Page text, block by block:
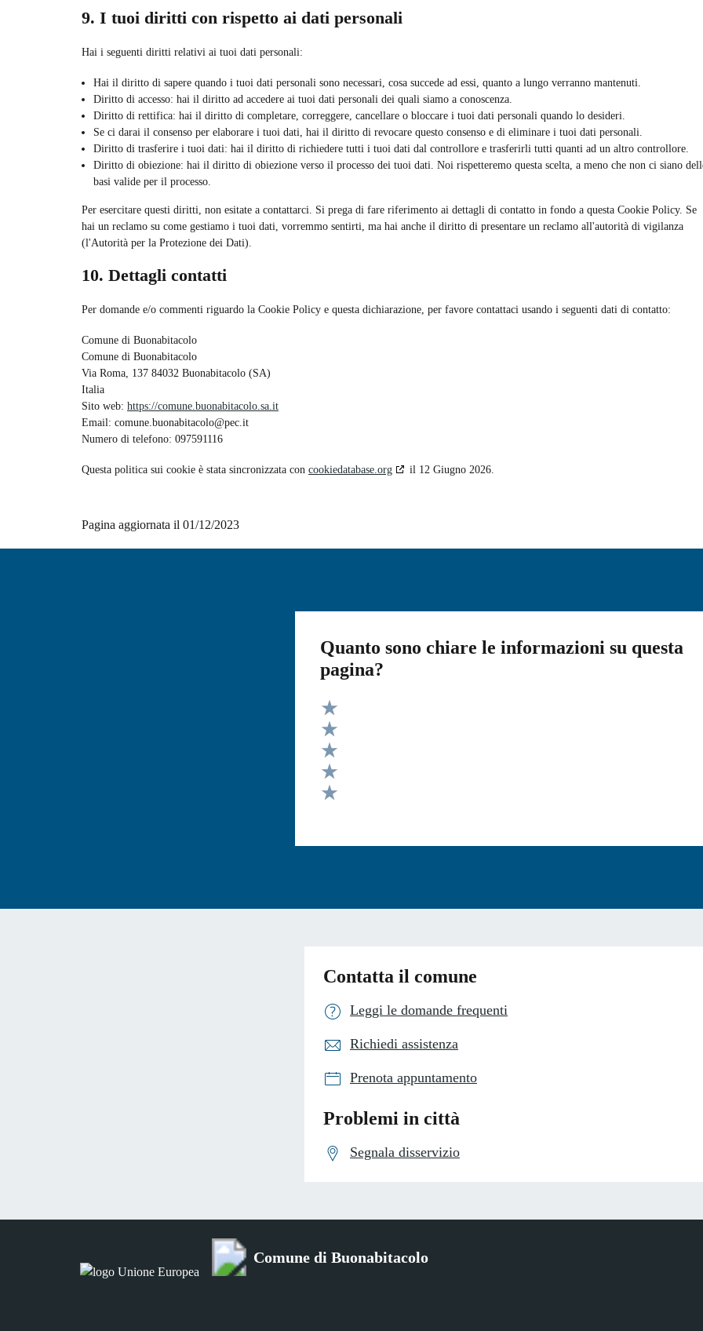
9. I tuoi diritti con rispetto ai dati personali
Hai i seguenti diritti relativi ai tuoi dati personali:
Hai il diritto di sapere quando i tuoi dati personali sono necessari, cosa succede ad essi, quanto a lungo verranno mantenuti.
Diritto di accesso: hai il diritto ad accedere ai tuoi dati personali dei quali siamo a conoscenza.
Diritto di rettifica: hai il diritto di completare, correggere, cancellare o bloccare i tuoi dati personali quando lo desideri.
Se ci darai il consenso per elaborare i tuoi dati, hai il diritto di revocare questo consenso e di eliminare i tuoi dati personali.
Diritto di trasferire i tuoi dati: hai il diritto di richiedere tutti i tuoi dati dal controllore e trasferirli tutti quanti ad un altro controllore.
Diritto di obiezione: hai il diritto di obiezione verso il processo dei tuoi dati. Noi rispetteremo questa scelta, a meno che non ci siano
basi valide per il processo.
Per esercitare questi diritti, non esitate a contattarci. Si prega di fare riferimento ai dettagli di contatto in fondo a questa Cookie Policy. Se
hai un reclamo su come gestiamo i tuoi dati, vorremmo sentirti, ma hai anche il diritto di presentare un reclamo all'autorità di vigilanza
(l'Autorità per la Protezione dei Dati).
10. Dettagli contatti
Per domande e/o commenti riguardo la Cookie Policy e questa dichiarazione, per favore contattaci usando i seguenti dati di contatto:
Comune di Buonabitacolo
Comune di Buonabitacolo
Via Roma, 137 84032 Buonabitacolo (SA)
Italia
Sito web: https://comune.buonabitacolo.sa.it
Email: comune.buonabitacolo@pec.it
Numero di telefono: 097591116
Questa politica sui cookie è stata sincronizzata con cookiedatabase.org il 12 Giugno 2026.
Pagina aggiornata il 01/12/2023
Quanto sono chiare le informazioni su questa
pagina?
Valuta 5 stelle su 5
Valuta 4 stelle su 5
Valuta 3 stelle su 5
Valuta 2 stelle su 5
Contatta il comune
Leggi le domande frequenti
Richiedi assistenza
Prenota appuntamento
Problemi in città
Segnala disservizio
Comune di Buonabitacolo